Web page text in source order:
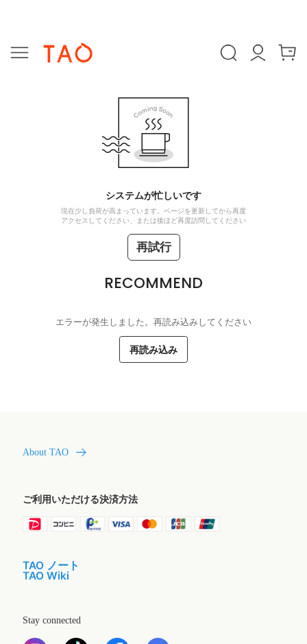
システムが忙しいです
現在少し負荷が高まっています。ページを更新してから再度
アクセスしてください、または後ほど再度訪問してください
再試行
RECOMMEND
エラーが発生しました。再読み込みしてください
再読み込み
About TAO
ご利用いただける決済方法
TAO ノート
TAO Wiki
Stay connected